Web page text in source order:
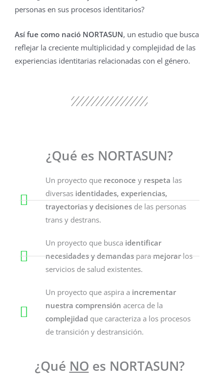
personas en sus procesos identitarios?
Así fue como nació NORTASUN, un estudio que busca
reflejar la creciente multiplicidad y complejidad de las
experiencias identitarias relacionadas con el género.
¿Qué es NORTASUN?
Un proyecto que reconoce y respeta las
diversas identidades, experiencias,
trayectorias y decisionesde las personas
trans y destrans.
Un proyecto que busca identificar
necesidades y demandasparamejorarlos
servicios de salud existentes.
Un proyecto que aspira a incrementar
nuestra comprensión acerca de la
complejidad que caracteriza a los procesos
de transición y destransición.
¿Qué NO es NORTASUN?